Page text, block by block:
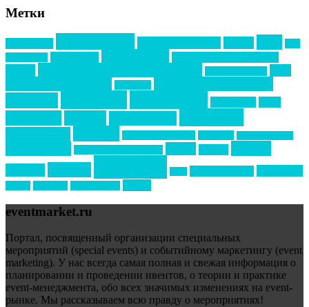
Метки
eventmarket.ru
Портал, посвященный организации специальных
мероприятий (special events) и событийному маркетингу (event
marketing). У нас всегда самая полная и свежая информация о
планировании и проведении ивентов, о теории и практике
event-менеджмента, обо всех значимых изменениях на event-
рынке. Мы рассказываем всю правду о мероприятиях!